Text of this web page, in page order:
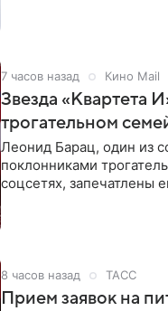
7 часов назад Кино Mail
Звезда «Квартета
трогательном
Леонид Барац, один из
поклонниками
соцсетях, запечатлены
8 часов назад ТАСС
Прием заявок на